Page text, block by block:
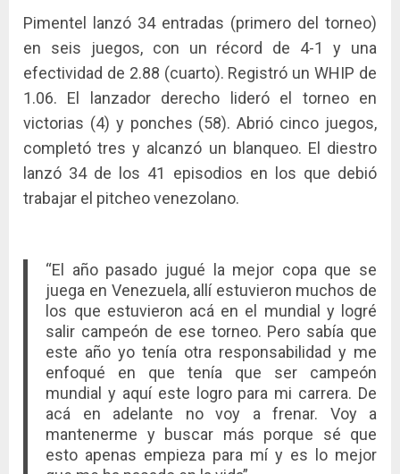
Pimentel lanzó 34 entradas (primero del torneo)
en seis juegos, con un récord de 4-1 y una
efectividad de 2.88 (cuarto). Registró un WHIP de
1.06. El lanzador derecho lideró el torneo en
victorias (4) y ponches (58). Abrió cinco juegos,
completó tres y alcanzó un blanqueo. El diestro
lanzó 34 de los 41 episodios en los que debió
trabajar el pitcheo venezolano.
“El año pasado jugué la mejor copa que se
juega en Venezuela, allí estuvieron muchos de
los que estuvieron acá en el mundial y logré
salir campeón de ese torneo. Pero sabía que
este año yo tenía otra responsabilidad y me
enfoqué en que tenía que ser campeón
mundial y aquí este logro para mi carrera. De
acá en adelante no voy a frenar. Voy a
mantenerme y buscar más porque sé que
esto apenas empieza para mí y es lo mejor